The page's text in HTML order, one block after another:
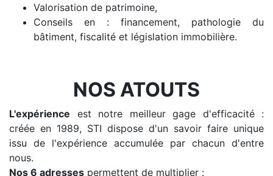
Valorisation de patrimoine,
Conseils en : financement, pathologie du
bâtiment, fiscalité et législation immobilière.
NOS ATOUTS
L'expérience est notre meilleur gage d'efficacité :
créée en 1989, STI dispose d'un savoir faire unique
issu de l'expérience accumulée par chacun d'entre
nous.
Nos 6 adresses permettent de multiplier :